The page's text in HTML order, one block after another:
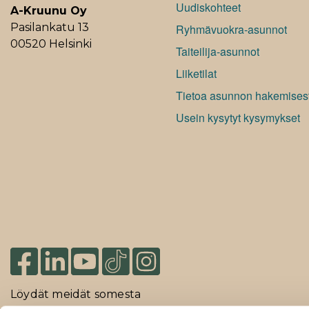
A-Kruunu Oy
Pasilankatu 13
00520 Helsinki
Uudiskohteet
Ryhmävuokra-asunnot
Taiteilija-asunnot
Liiketilat
Tietoa asunnon
Usein kysytyt kysymykset
Löydät meidät somesta